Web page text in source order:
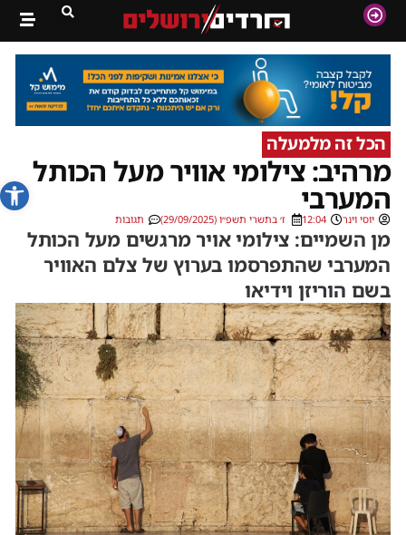
פתח
הכל זה מלמעלה
מרהיב: צילומי אוויר מעל הכותל
המערבי
יוסי וינר 12:04 ז׳ בתשרי תשפ״ו (29/09/2025) תגובות
מן השמיים: צילומי אויר מרגשים מעל הכותל
המערבי שהתפרסמו בערוץ של צלם האוויר
בשם הוריזן וידיאו